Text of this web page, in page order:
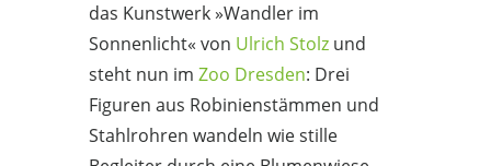
das Kunstwerk »Wandler im
Sonnenlicht« von Ulrich Stolzund
steht nun im Zoo Dresden: Drei
Figuren aus Robinienstämmen und
Stahlrohren wandeln wie stille